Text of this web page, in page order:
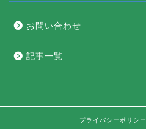
お問い合わせ
記事一覧
プライバシーポリシー